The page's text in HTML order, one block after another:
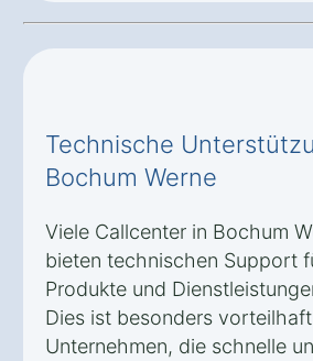
Technische
Bochum Werne
Viele Callcenter in Bochum
bieten technischen Support
Produkte und
Dies ist besonders
Unternehmen, die schnelle